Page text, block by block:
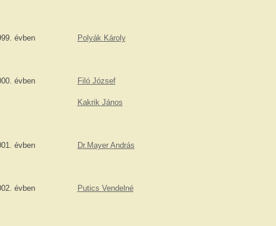
évben Polyák Károly
évben Filó József
Kakrik János
évben Dr.Mayer András
évben Putics Vendelné